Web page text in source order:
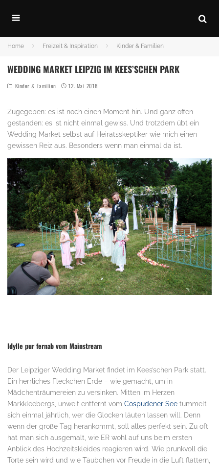
Home Freizeit & Inspiration Kinder & Familien
WEDDING MARKET LEIPZIG IM KEES’SCHEN PARK
Kinder & Familien 12. Mai 2018
Zugegeben: es ist noch einen Moment hin. Und ganz offen
gestanden: es ist nicht einmal gewiss. Und trotzdem übt ein
Wedding Market selbst auf Heiratsskeptiker wie mich einen
gewissen Reiz aus. Besonders wenn man einmal da ist.
Idylle pur fernab vom Mainstream
Der Leipziger Wedding Market findet im Kees’schen Park statt.
Ein herrliches Fleckchen Erde – wie gemacht, um in
Mädchenträumereien zu versinken. Mitten im Herzen
Markkleebergs, unweit entfernt vom Cospudener See tummelt
sich einmal jährlich, wer die Glocken läuten lassen will. Denn
wenn der große Tag herankommt, soll alles perfekt sein. Zu oft
hat man sich ausgemalt, wie ER wohl auf uns beim ersten
Anblick des Hochzeitskleides reagieren wird. Wie prunkvoll die
Torte sein wird und wie Täubchen vor Freude in die Luft flattern,